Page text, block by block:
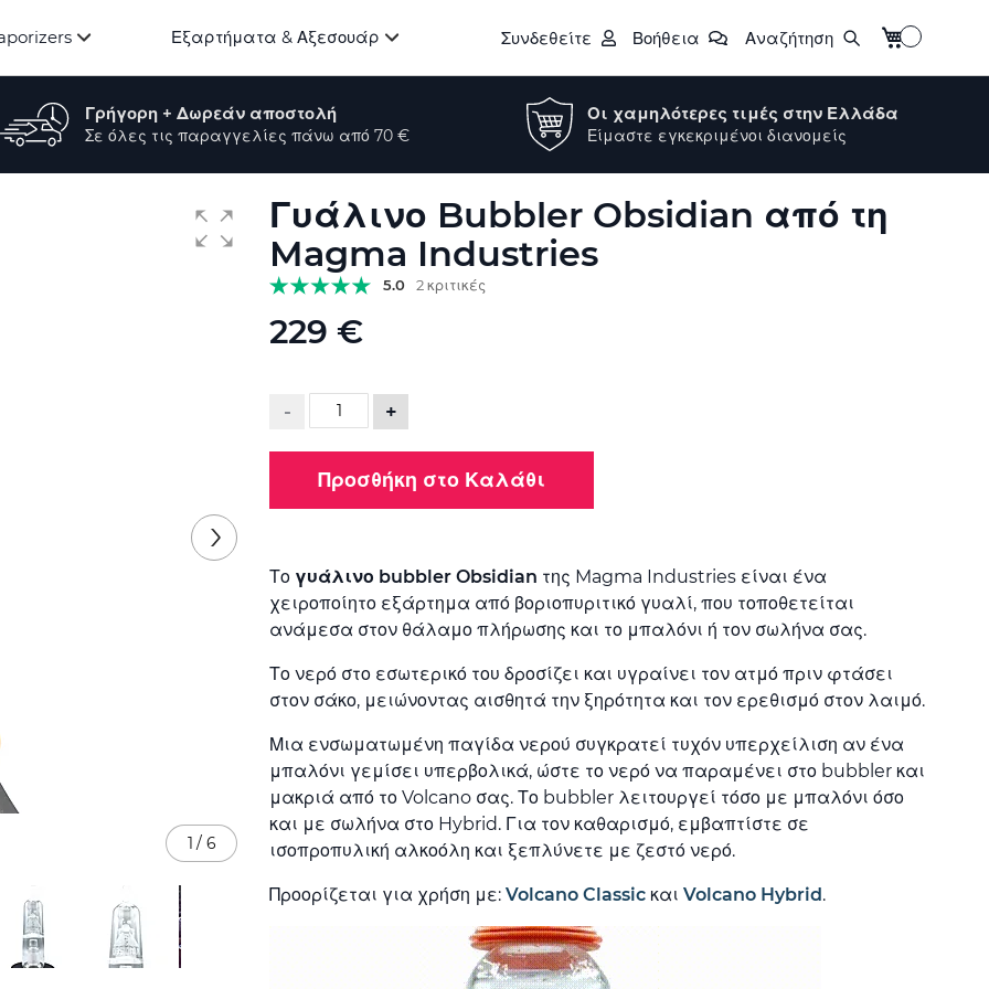
Εξαρτήματα & Αξεσουάρ Συνδεθείτε Βοήθεια Αναζήτηση Το καλάθι
Γρήγορη + Δωρεάν αποστολή
Σε όλες τις παραγγελίες πάνω από 70 €
Οι χαμηλότερες τιμές στην Ελλάδα
Είμαστε εγκεκριμένοι διανομείς
Γυάλινο Bubbler Obsidian από τη
Magma Industries
5.0 2 κριτικές
229 €
- +
Προσθήκη στο Καλάθι
Το γυάλινο bubbler Obsidian της Magma Industries είναι ένα
χειροποίητο εξάρτημα από βοριοπυριτικό γυαλί, που τοποθετείται
ανάμεσα στον θάλαμο πλήρωσης και το μπαλόνι ή τον σωλήνα σας.
Το νερό στο εσωτερικό του δροσίζει και υγραίνει τον ατμό πριν φτάσει
στον σάκο, μειώνοντας αισθητά την ξηρότητα και τον ερεθισμό στον λαιμό.
Μια ενσωματωμένη παγίδα νερού συγκρατεί τυχόν υπερχείλιση αν ένα
μπαλόνι γεμίσει υπερβολικά, ώστε το νερό να παραμένει στο bubbler και
μακριά από το Volcano σας. Το bubbler λειτουργεί τόσο με μπαλόνι όσο
και με σωλήνα στο Hybrid. Για τον καθαρισμό, εμβαπτίστε σε
ισοπροπυλική αλκοόλη και ξεπλύνετε με ζεστό νερό.
Προορίζεται για χρήση με: Volcano Classic και Volcano Hybrid .
1 / 6